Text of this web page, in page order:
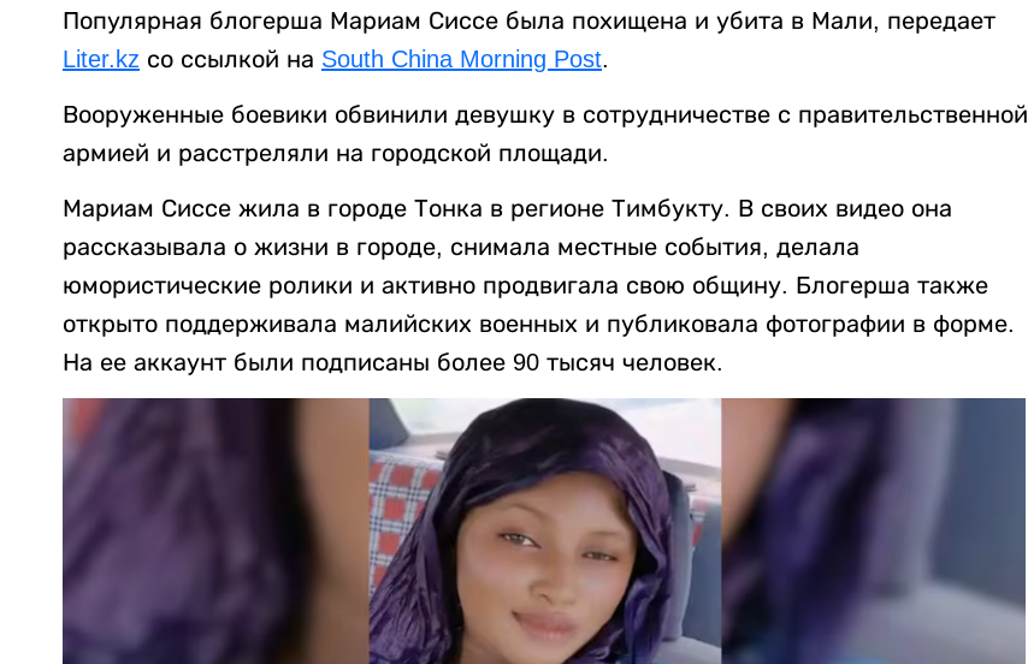
Популярная блогерша Мариам Сиссе была похищена и убита в Мали, передает
Liter.kz со ссылкой на South China Morning Post.
Вооруженные боевики обвинили девушку в сотрудничестве с правительственной
армией и расстреляли на городской площади.
Мариам Сиссе жила в городе Тонка в регионе Тимбукту. В своих видео она
рассказывала о жизни в городе, снимала местные события, делала
юмористические ролики и активно продвигала свою общину. Блогерша также
открыто поддерживала малийских военных и публиковала фотографии в форме.
На ее аккаунт были подписаны более 90 тысяч человек.